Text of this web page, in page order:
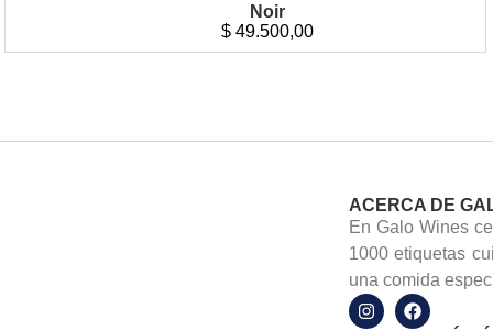
Noir
$ 49.500,00
ACERCA DE
En Galo Wines
1000 etiquetas
una comida